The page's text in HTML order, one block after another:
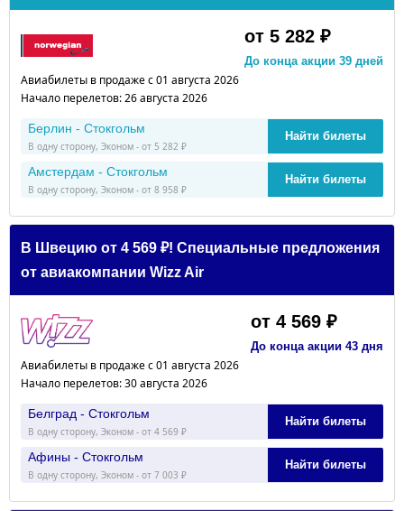
от 5 282 ₽
До конца акции 39 дней
Авиабилеты в продаже с 01 августа 2026
Начало перелетов: 26 августа 2026
Берлин - Стокгольм
В одну сторону, Эконом - от 5 282 ₽
Найти билеты
Амстердам - Стокгольм
В одну сторону, Эконом - от 8 958 ₽
Найти билеты
В Швецию от 4 569 ₽! Специальные предложения
от авиакомпании Wizz Air
от 4 569 ₽
До конца акции 43 дня
Авиабилеты в продаже с 01 августа 2026
Начало перелетов: 30 августа 2026
Белград - Стокгольм
В одну сторону, Эконом - от 4 569 ₽
Найти билеты
Афины - Стокгольм
В одну сторону, Эконом - от 7 003 ₽
Найти билеты